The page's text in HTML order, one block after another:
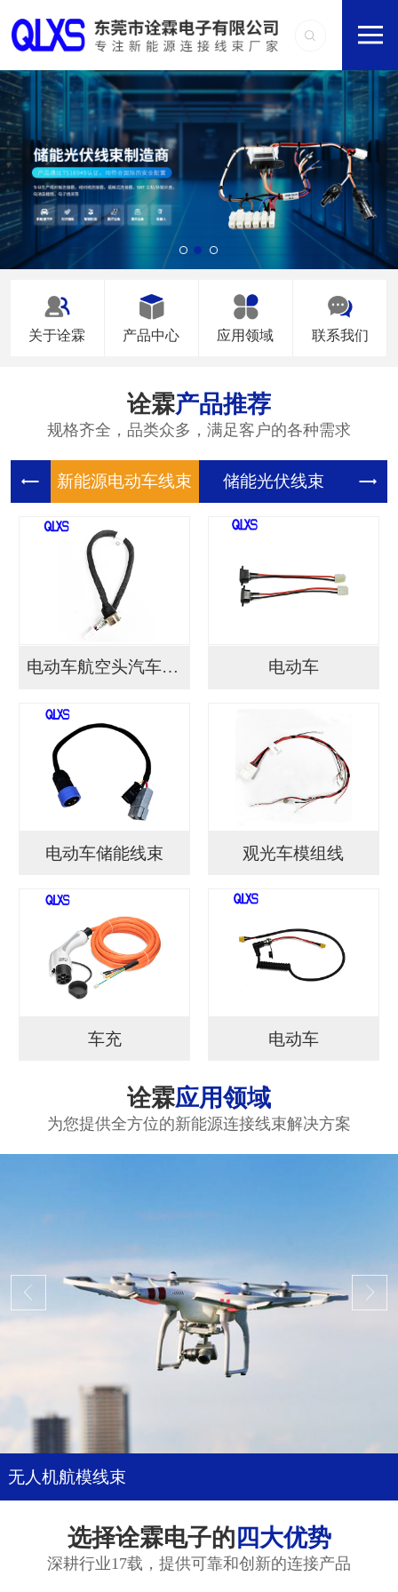
关于诠霖 产品中心 应用领域 联系我们
诠霖产品推荐
规格齐全，品类众多，满足客户的各种需求
新能源电 储能光伏
电动车航空头汽车连接... 电动车
电动车储能线束 观光车模组线
车充 电动车
诠霖应用领域
为您提供全方位的新能源连接线束解决方案
无人机航模线束
选择诠霖电子的 四大优势
深耕行业17载，提供可靠和创新的连接产品